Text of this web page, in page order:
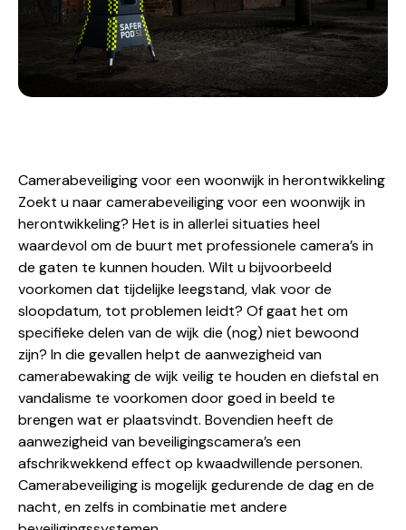
Camerabeveiliging voor een woonwijk in herontwikkeling
Zoekt u naarcamerabeveiligingvoor een woonwijk in
herontwikkeling? Het is in allerlei situaties heel
waardevol om de buurt met professionele camera’s in
de gaten te kunnen houden. Wilt u bijvoorbeeld
voorkomen dat tijdelijke leegstand, vlak voor de
sloopdatum, tot problemen leidt? Of gaat het om
specifieke delen van de wijk die (nog) niet bewoond
zijn? In die gevallen helpt de aanwezigheid van
camerabewaking de wijk veilig te houden en diefstal en
vandalisme te voorkomen door goed in beeld te
brengen wat er plaatsvindt. Bovendien heeft de
aanwezigheid van beveiligingscamera’s een
afschrikwekkend effect op kwaadwillende personen.
Camerabeveiliging is mogelijk gedurende de dag en de
nacht, en zelfs in combinatie met andere